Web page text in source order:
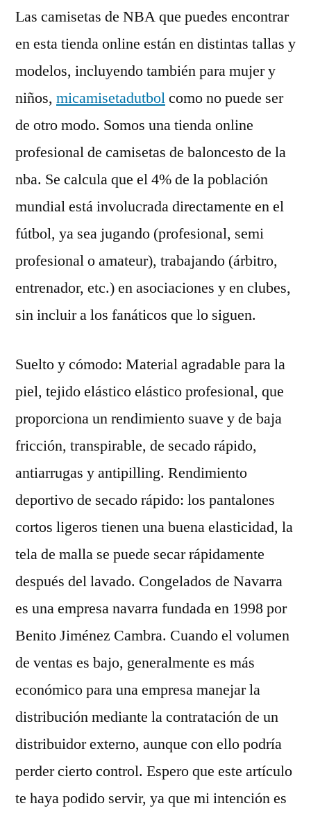
Las camisetas de NBA que puedes encontrar
en esta tienda online están en distintas tallas y
modelos, incluyendo también para mujer y
niños, micamisetadutbolcomo no puede ser
de otro modo. Somos una tienda online
profesional de camisetas de baloncesto de la
nba. Se calcula que el 4% de la población
mundial está involucrada directamente en el
fútbol, ya sea jugando (profesional, semi
profesional o amateur), trabajando (árbitro,
entrenador, etc.) en asociaciones y en clubes,
sin incluir a los fanáticos que lo siguen.
Suelto y cómodo: Material agradable para la
piel, tejido elástico elástico profesional, que
proporciona un rendimiento suave y de baja
fricción, transpirable, de secado rápido,
antiarrugas y antipilling. Rendimiento
deportivo de secado rápido: los pantalones
cortos ligeros tienen una buena elasticidad, la
tela de malla se puede secar rápidamente
después del lavado. Congelados de Navarra
es una empresa navarra fundada en 1998 por
Benito Jiménez Cambra. Cuando el volumen
de ventas es bajo, generalmente es más
económico para una empresa manejar la
distribución mediante la contratación de un
distribuidor externo, aunque con ello podría
perder cierto control. Espero que este artículo
te haya podido servir, ya que mi intención es